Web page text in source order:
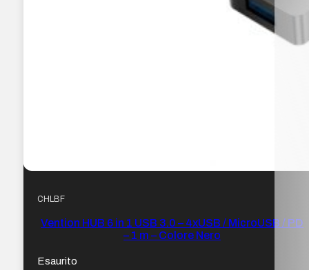
CHLBF
Vention HUB 6 in 1 USB 3.0 – 4xUSB / MicroUSB / PD
– 1 m – Colore Nero
Esaurito